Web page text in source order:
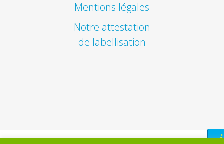
Mentions légales
Notre attestation
de labellisation